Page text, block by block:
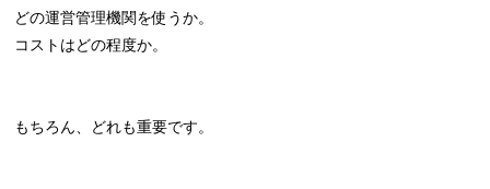
どの運営管理機関を使うか。
コストはどの程度か。
もちろん、どれも重要です。